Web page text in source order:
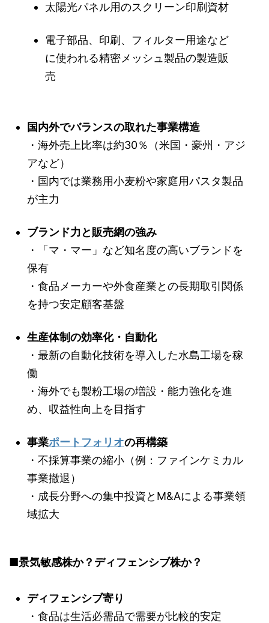
太陽光パネル用のスクリーン印刷資材
電子部品、印刷、フィルター用途など
に使われる精密メッシュ製品の製造販
売
国内外でバランスの取れた事業構造
・海外売上比率は約30％（米国・豪州・アジ
アなど）
・国内では業務用小麦粉や家庭用パスタ製品
が主力
ブランド力と販売網の強み
・「マ・マー」など知名度の高いブランドを
保有
・食品メーカーや外食産業との長期取引関係
を持つ安定顧客基盤
生産体制の効率化・自動化
・最新の自動化技術を導入した水島工場を稼
働
・海外でも製粉工場の増設・能力強化を進
め、収益性向上を目指す
事業ポートフォリオの再構築
・不採算事業の縮小（例：ファインケミカル
事業撤退）
・成長分野への集中投資とM&Aによる事業領
域拡大
■景気敏感株か？ディフェンシブ株か？
ディフェンシブ寄り
・食品は生活必需品で需要が比較的安定